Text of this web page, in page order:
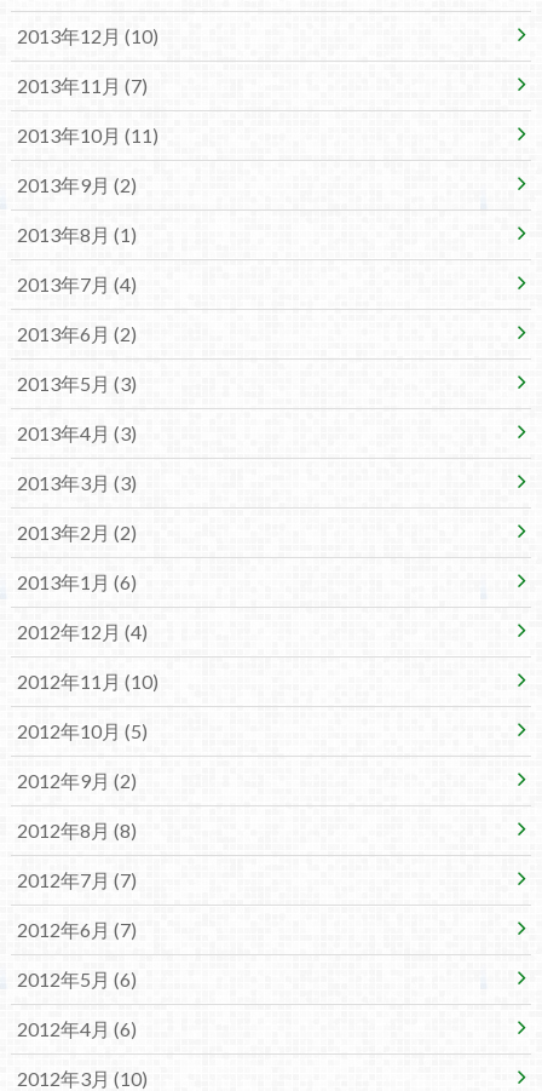
2013年12月 (10)
2013年11月 (7)
2013年10月 (11)
2013年9月 (2)
2013年8月 (1)
2013年7月 (4)
2013年6月 (2)
2013年5月 (3)
2013年4月 (3)
2013年3月 (3)
2013年2月 (2)
2013年1月 (6)
2012年12月 (4)
2012年11月 (10)
2012年10月 (5)
2012年9月 (2)
2012年8月 (8)
2012年7月 (7)
2012年6月 (7)
2012年5月 (6)
2012年4月 (6)
2012年3月 (10)